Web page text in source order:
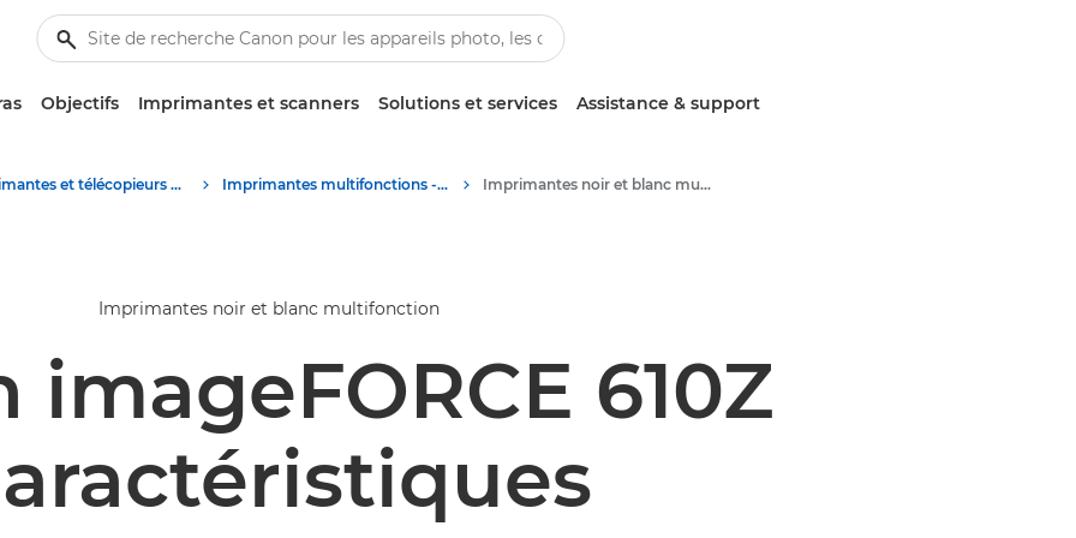
Objectifs Imprimantes et scanners Solutions et services Assistance & support
Imprimantes et télécopieurs professionnels Imprimantes multifonctions - Multifonctions Imprimantes noir et blanc multifonction
Imprimantes noir et blanc multifonction
imageFORCE 610Z